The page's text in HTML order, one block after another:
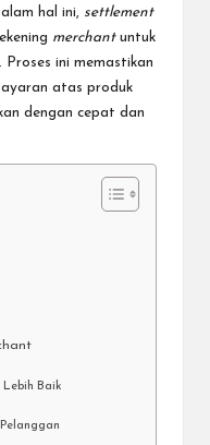
hal ini, settlement
merchant untuk
ini memastikan
atas produk
dengan cepat dan
Lebih Baik